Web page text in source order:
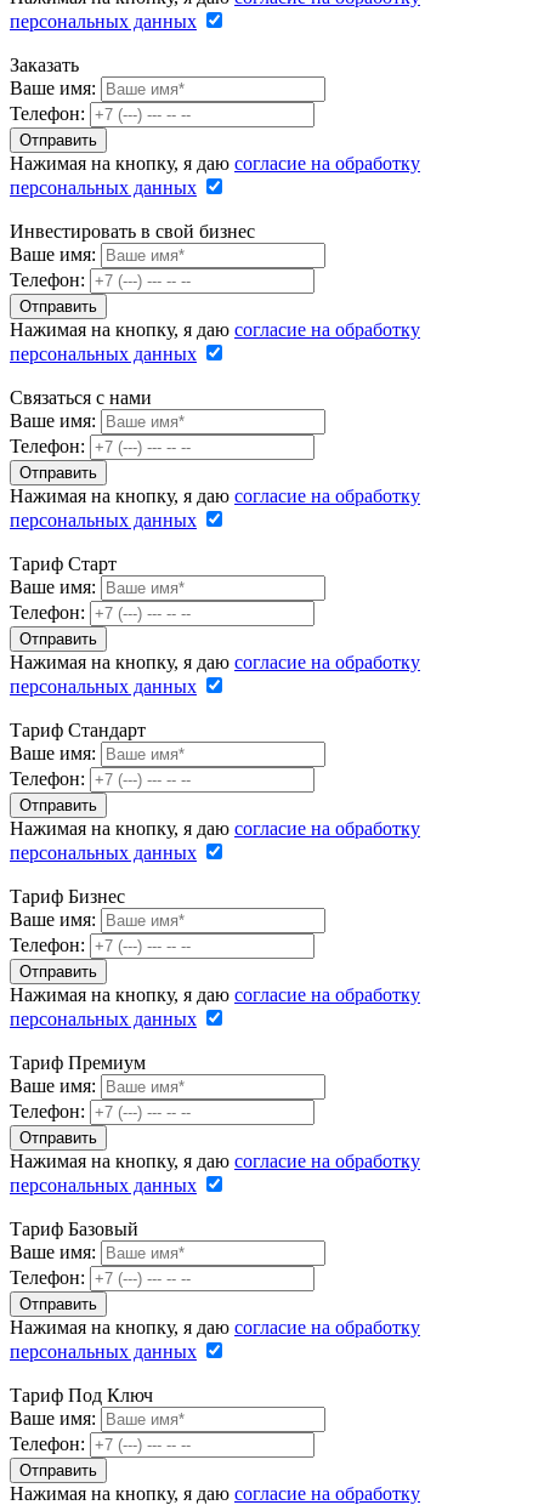
персональных данных
Заказать
Ваше имя:
Телефон:
Нажимая на кнопку, я даю согласие на обработку
персональных данных
Инвестировать в свой бизнес
Ваше имя:
Телефон:
Нажимая на кнопку, я даю согласие на обработку
персональных данных
Связаться с нами
Ваше имя:
Телефон:
Нажимая на кнопку, я даю согласие на обработку
персональных данных
Тариф Старт
Ваше имя:
Телефон:
Нажимая на кнопку, я даю согласие на обработку
персональных данных
Тариф Стандарт
Ваше имя:
Телефон:
Нажимая на кнопку, я даю согласие на обработку
персональных данных
Тариф Бизнес
Ваше имя:
Телефон:
Нажимая на кнопку, я даю согласие на обработку
персональных данных
Тариф Премиум
Ваше имя:
Телефон:
Нажимая на кнопку, я даю согласие на обработку
персональных данных
Тариф Базовый
Ваше имя:
Телефон:
Нажимая на кнопку, я даю согласие на обработку
персональных данных
Тариф Под Ключ
Ваше имя:
Телефон:
Нажимая на кнопку, я даю согласие на обработку